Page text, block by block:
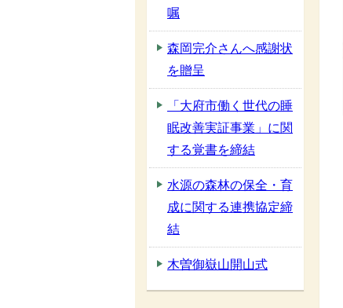
嘱
森岡完介さんへ感謝状
を贈呈
「大府市働く世代の睡
眠改善実証事業」に関
する覚書を締結
水源の森林の保全・育
成に関する連携協定締
結
木曽御嶽山開山式